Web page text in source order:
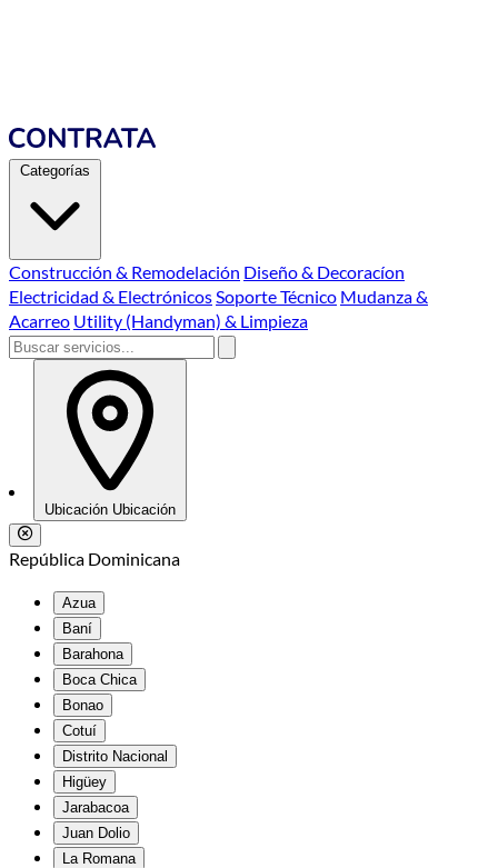
Categorías
Construcción & Remodelación Diseño & Decoracíon
Electricidad & ElectrónicosSoporte Técnico Mudanza &
Acarreo Utility (Handyman) & Limpieza
Ubicación Ubicación
República Dominicana
Azua
Baní
Barahona
Boca Chica
Bonao
Cotuí
Distrito Nacional
Higüey
Jarabacoa
Juan Dolio
La Romana